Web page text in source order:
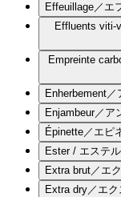
Effeuillage／エ
Effluents viti-
Empreinte
Enherbement／
Enjambeur／ア
Épinette／エピ
Ester / エステル
Extra brut／エ
Extra dry／エ